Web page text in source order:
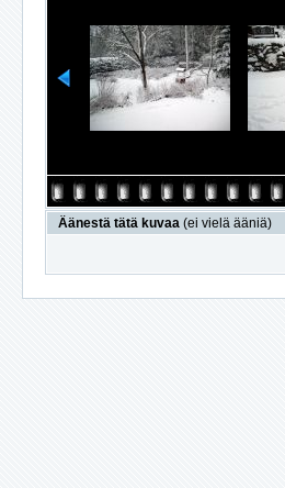
Äänestä tätä kuvaa (ei vielä ääniä)